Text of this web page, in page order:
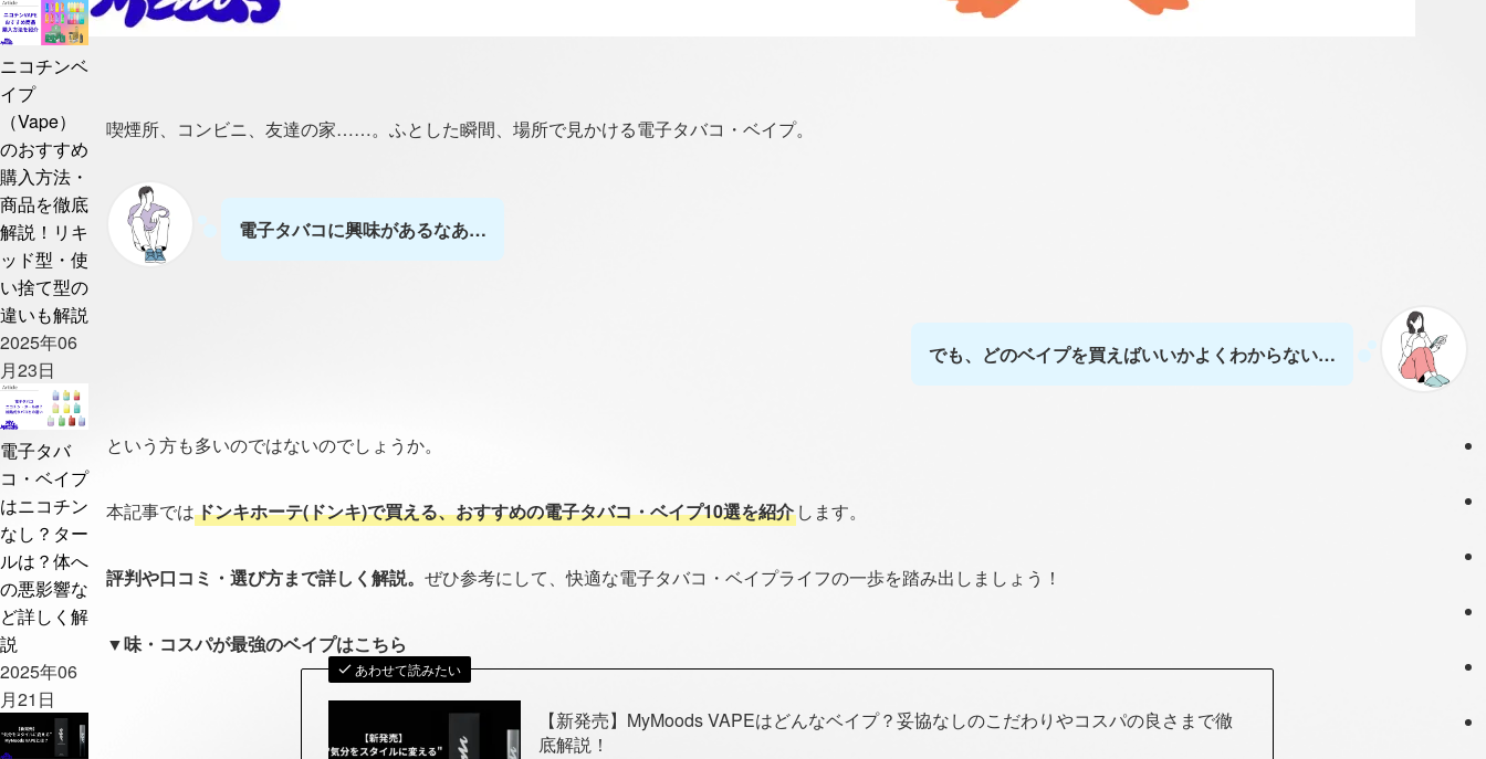
ニコチンベ
イプ
（Vape）
のおすすめ
購入方法・
商品を徹底
解説！リキ
ッド型・使
い捨て型の
違いも解説
2025年06
月23日
電子タバ
コ・ベイプ
はニコチン
なし？ター
ルは？体へ
の悪影響な
ど詳しく解
説
2025年06
月21日
喫煙所、コンビニ、友達の家……。ふとした瞬間、場所で見かける電子タバコ・ベイプ。
電子タバコに興味があるなあ…
でも、どのベイプを買えばいいかよくわからない…
という方も多いのではないのでしょうか。
本記事ではドンキホーテ(ドンキ)で買える、おすすめの電子タバコ・ベイプ10選を紹介 します。
評判や口コミ・選び方まで詳しく解説。 ぜひ参考にして、快適な電子タバコ・ベイプライフの一歩を踏み出しましょう！
▼味・コスパが最強のベイプはこちら
あわせて読みたい
【新発売】MyMoods VAPEはどんなベイプ？妥協なしのこだわりやコスパの良さまで徹
底解説！